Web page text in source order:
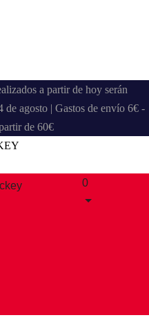
a partir de hoy serán
de agosto | Gastos de envío 6€ -
de 60€
0